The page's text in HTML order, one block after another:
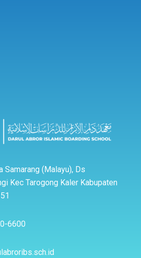
Samarang (Malayu), Ds
Kec Tarogong Kaler Kabupaten
6600